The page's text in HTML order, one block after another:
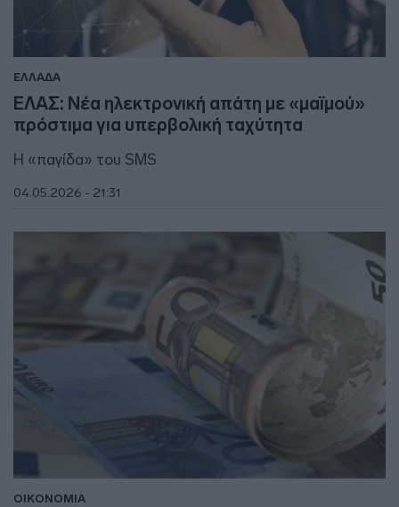
ΕΛΛΑΔΑ
ΕΛΑΣ: Νέα ηλεκτρονική απάτη με «μαϊμού»
πρόστιμα για υπερβολική ταχύτητα
Η «παγίδα» του SMS
04.05.2026 - 21:31
ΟΙΚΟΝΟΜΙΑ